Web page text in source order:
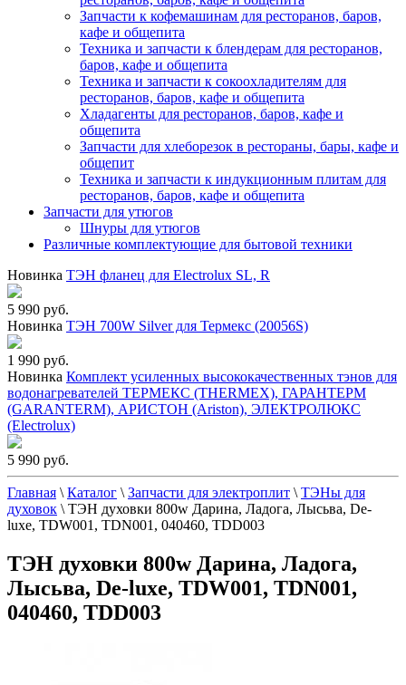
Запчасти к кофемашинам для ресторанов, баров,
кафе и общепита
Техника и запчасти к блендерам для ресторанов,
баров, кафе и общепита
Техника и запчасти к сокоохладителям для
ресторанов, баров, кафе и общепита
Хладагенты для ресторанов, баров, кафе и
общепита
Запчасти для хлеборезок в рестораны, бары, кафе и
общепит
Техника и запчасти к индукционным плитам для
ресторанов, баров, кафе и общепита
Запчасти для утюгов
Шнуры для утюгов
Различные комплектующие для бытовой техники
Новинка ТЭН фланец для Electrolux SL, R
5 990 руб.
Новинка ТЭН 700W Silver для Термекс (20056S)
1 990 руб.
Новинка Комплект усиленных высококачественных тэнов для
водонагревателей ТЕРМЕКС (THERMEX), ГАРАНТЕРМ
(GARANTERM), АРИСТОН (Ariston), ЭЛЕКТРОЛЮКС
(Electrolux)
5 990 руб.
Главная \ Каталог \ Запчасти для электроплит \ ТЭНы для
духовок \ ТЭН духовки 800w Дарина, Ладога, Лысьва, De-
luxe, TDW001, TDN001, 040460, TDD003
ТЭН духовки 800w Дарина, Ладога,
Лысьва, De-luxe, TDW001, TDN001,
040460, TDD003